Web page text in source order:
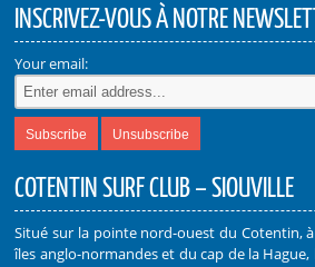
INSCRIVEZ-VOUS À NOTRE
Your email:
COTENTIN SURF CLUB – SIOUVILLE
Situé sur la pointe nord-ouest du Cotentin,
îles anglo-normandes et du cap de la